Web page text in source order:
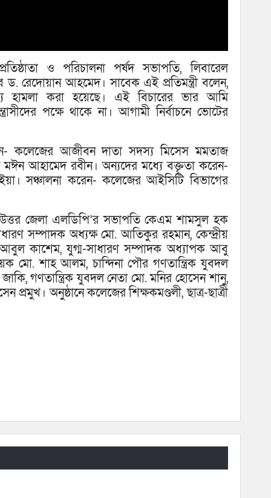
ও পরিচালনা পর্ষদ সভাপতি, লিবারেল
ড. রেদোয়ান আহমেদ। সাবেক এই প্রতিমন্ত্রী বলেন,
হামলা করা হয়েছে। এই বিচারের ভার আমি
পক্ষে থাকে না। আগামী নির্বাচনে ভোটের
কলেজের আজীবন দাতা সদস্য মিসেস মমতাজ
আহামেদ রবীন। অন্যদের মধ্যে বক্তৃতা করেন-
সঞ্চালনা করেন- কলেজের আইসিটি বিভাগের
উত্তর জেলা এলডিপি’র সভাপতি কেএম শামসুল হক
সম্পাদক অধ্যক্ষ মো. আতিকুর রহমান, কেন্দ্রীয়
আবুল কাশেম, যুগ্ম-সাধারণ সম্পাদক অধ্যাপক আবু
মো. শাহ আলম, চান্দিনা পৌর গণতান্ত্রিক যুবদল
গণতান্ত্রিক যুবদল নেতা মো. মনির হোসেন শানু,
প্রমুখ। অনুষ্ঠানে কলেজের শিক্ষকমণ্ডলী, ছাত্র-ছাত্রী